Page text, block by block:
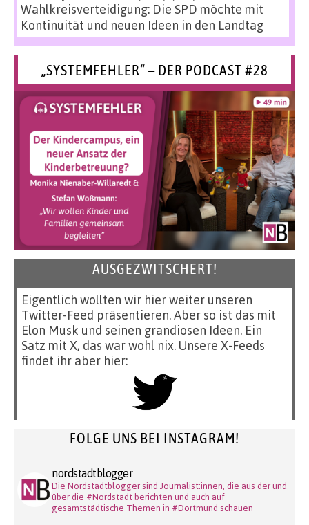
Wahlkreisverteidigung: Die SPD möchte mit
Kontinuität und neuen Ideen in den Landtag
„SYSTEMFEHLER“ – DER PODCAST #28
AUSGEZWITSCHERT!
Eigentlich wollten wir hier weiter unseren
Twitter-Feed präsentieren. Aber so ist das mit
Elon Musk und seinen grandiosen Ideen. Ein
Satz mit X, das war wohl nix. Unsere X-Feeds
findet ihr aber hier:
FOLGE UNS BEI INSTAGRAM!
nordstadtblogger
Die Nordstadtblogger sind Journalist:innen, die aus der und
über die #Nordstadt berichten und auch auf
gesamtstädtische Themen in #Dortmund schauen